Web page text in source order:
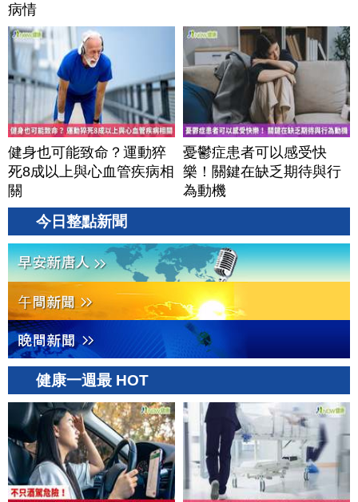
病情
健身也可能致命？運動猝
死8成以上與心血管疾病相
關
憂鬱症患者可以感受快
樂！關鍵在缺乏期待與行
為動機
今日整點新聞
健康一週最 HOT